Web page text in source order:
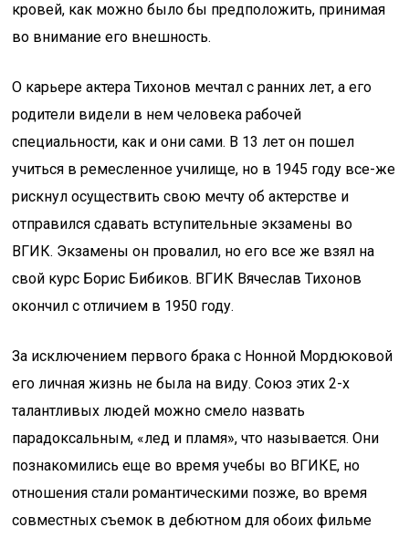
кровей, как можно было бы предположить, принимая
во внимание его внешность.
О карьере актера Тихонов мечтал с ранних лет, а его
родители видели в нем человека рабочей
специальности, как и они сами. В 13 лет он пошел
учиться в ремесленное училище, но в 1945 году все-же
рискнул осуществить свою мечту об актерстве и
отправился сдавать вступительные экзамены во
ВГИК. Экзамены он провалил, но его все же взял на
свой курс Борис Бибиков. ВГИК Вячеслав Тихонов
окончил с отличием в 1950 году.
За исключением первого брака с Нонной Мордюковой
его личная жизнь не была на виду. Союз этих 2-х
талантливых людей можно смело назвать
парадоксальным, «лед и пламя», что называется. Они
познакомились еще во время учебы во ВГИКЕ, но
отношения стали романтическими позже, во время
совместных съемок в дебютном для обоих фильме